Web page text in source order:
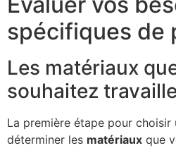
spécifiques de
Les matériaux
souhaitez
La première étape pour choisir
déterminer les matériaux que